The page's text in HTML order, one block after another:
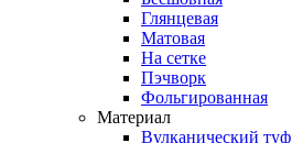
Глянцевая
Матовая
На сетке
Пэчворк
Фольгированная
Материал
Вулканический туф